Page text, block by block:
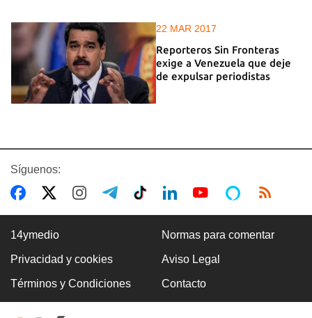
22 MAR 2017
Reporteros Sin Fronteras
exige a Venezuela que deje
de expulsar periodistas
Síguenos:
14ymedio Normas para comentar
Privacidad y cookies Aviso Legal
Términos y Condiciones Contacto